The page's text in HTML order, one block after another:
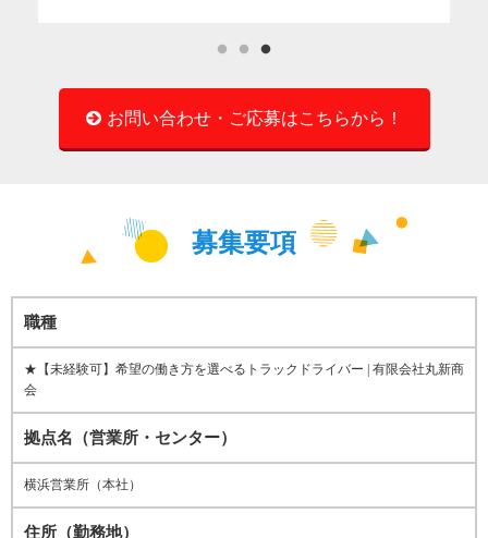
お問い合わせ・ご応募はこちらから！
募集要項
職種
★【未経験可】希望の働き方を選べるトラックドライバー | 有限会社丸新商
会
拠点名（営業所・センター）
横浜営業所（本社）
住所（勤務地）